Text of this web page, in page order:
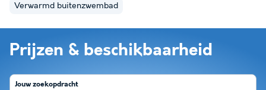
Verwarmd buitenzwembad
Prijzen & beschikbaarheid
Jouw zoekopdracht